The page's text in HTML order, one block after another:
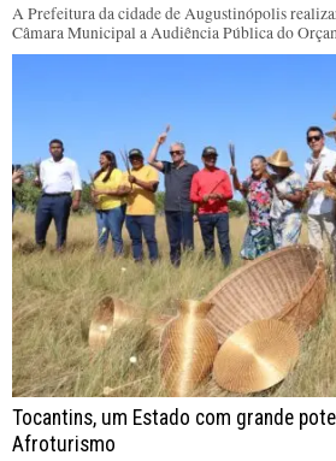
A Prefeitura da cidade de Augustinópolis
Câmara Municipal a Audiência Pública do
Tocantins, um Estado com grande
Afroturismo